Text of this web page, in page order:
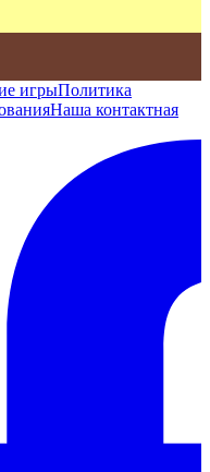
игрыПолитика
Наша контактная